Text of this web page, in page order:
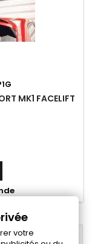
MK1 FACELIFT
RETOUR EN HAUT
votre